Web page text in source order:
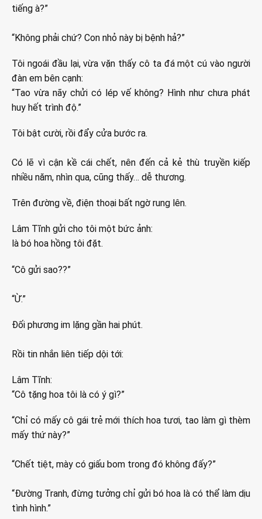
tiếng à?”
“Không phải chứ? Con nhỏ này bị bệnh hả?”
Tôi ngoái đầu lại, vừa vặn thấy cô ta đá một cú vào người
đàn em bên cạnh:
“Tao vừa nãy chửi có lép vế không? Hình như chưa phát
huy hết trình độ.”
Tôi bật cười, rồi đẩy cửa bước ra.
Có lẽ vì cận kề cái chết, nên đến cả kẻ thù truyền kiếp
nhiều năm, nhìn qua, cũng thấy… dễ thương.
Trên đường về, điện thoại bất ngờ rung lên.
Lâm Tĩnh gửi cho tôi một bức ảnh:
là bó hoa hồng tôi đặt.
“Cô gửi sao??”
“Ừ.”
Đối phương im lặng gần hai phút.
Rồi tin nhắn liên tiếp dội tới:
Lâm Tĩnh:
“Cô tặng hoa tôi là có ý gì?”
“Chỉ có mấy cô gái trẻ mới thích hoa tươi, tao làm gì thèm
mấy thứ này?”
“Chết tiệt, mày có giấu bom trong đó không đấy?”
“Đường Tranh, đừng tưởng chỉ gửi bó hoa là có thể làm dịu
tình hình.”